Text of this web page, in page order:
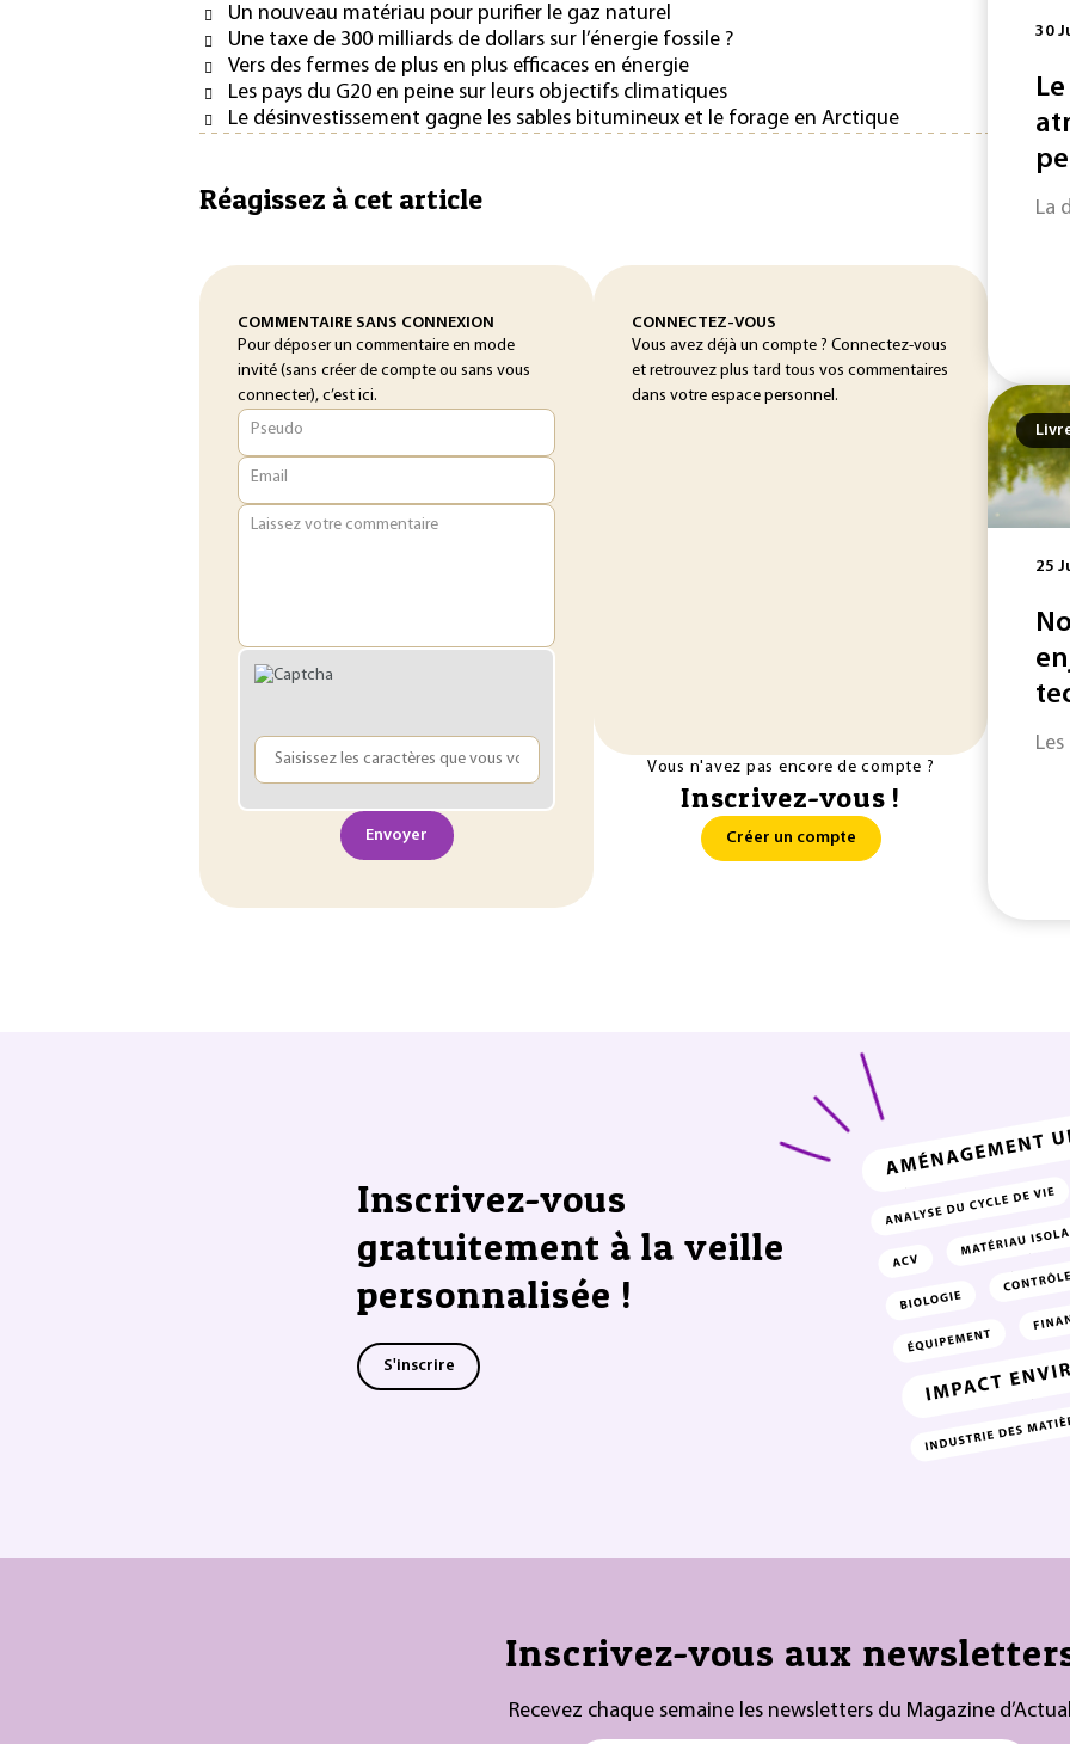
Un nouveau matériau pour purifier le gaz naturel
Une taxe de 300 milliards de dollars sur l’énergie fossile ?
Vers des fermes de plus en plus efficaces en énergie
Les pays du G20 en peine sur leurs objectifs climatiques
Le désinvestissement gagne les sables bitumineux et le forage en Arctique
Réagissez à cet article
COMMENTAIRE SANS CONNEXION
Pour déposer un commentaire en mode
invité (sans créer de compte ou sans vous
connecter), c’est ici.
Pseudo
Email
Laissez votre commentaire
Envoyer
CONNECTEZ-VOUS
Vous avez déjà un compte ? Connectez-vous
et retrouvez plus tard tous vos commentaires
dans votre espace personnel.
Vous n'avez pas encore de compte ?
Inscrivez-vous !
Créer un compte
30
La
25
Inscrivez-vous
gratuitement à la veille
personnalisée !
S'inscrire
Inscrivez-vous aux
Recevez chaque semaine les newsletters du Magazine